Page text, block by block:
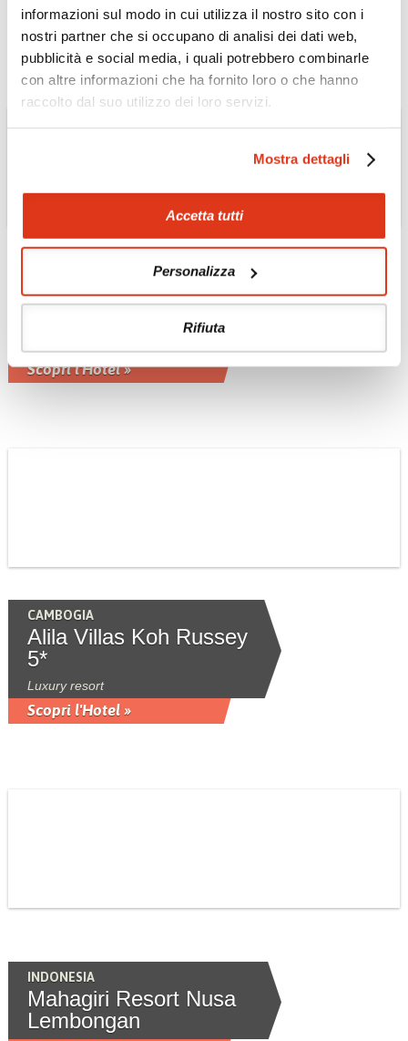
informazioni sul modo in cui utilizza il nostro sito con i
nostri partner che si occupano di analisi dei dati web,
pubblicità e social media, i quali potrebbero combinarle
con altre informazioni che ha fornito loro o che hanno
raccolto dal suo utilizzo dei loro servizi.
Mostra dettagli
Accetta tutti
Personalizza
Rifiuta
Scopri l'Hotel »
CAMBOGIA
Long Set Resort 4*
Scopri l'Hotel »
CAMBOGIA
Alila Villas Koh Russey
5*
Luxury resort
Scopri l'Hotel »
INDONESIA
Mahagiri Resort Nusa
Lembongan